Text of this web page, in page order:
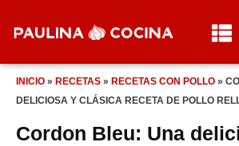
INICIO » RECETAS » RECETAS CON POLLO »
DELICIOSA Y CLÁSICA RECETA DE POLLO
Cordon Bleu: Una